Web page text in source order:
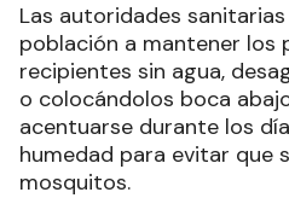
Las autoridades
población a mantener los
recipientes sin agua,
o colocándolos boca
acentuarse durante los
humedad para evitar que
mosquitos.